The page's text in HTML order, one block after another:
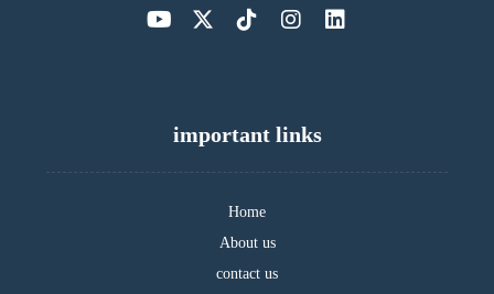
important links
Home
About us
contact us